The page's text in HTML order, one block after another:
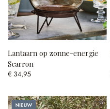
Lantaarn op zonne-energie
Scarron
€ 34,95
Nieuw